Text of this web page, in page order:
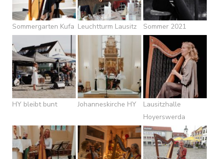
Sommergarten Kufa Leuchtturm Lausitz Sommer 2021
HY bleibt bunt Johanneskirche HY
Lausitzhalle
Hoyerswerda